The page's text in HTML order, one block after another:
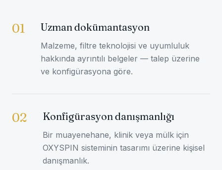
01 Uzman dokümantasyon
Malzeme, filtre teknolojisi ve uyumluluk
hakkında ayrıntılı belgeler — talep üzerine
ve konfigürasyona göre.
02 Konfigürasyon danışmanlığı
Bir muayenehane, klinik veya mülk için
OXYSPIN sisteminin tasarımı üzerine kişisel
danışmanlık.